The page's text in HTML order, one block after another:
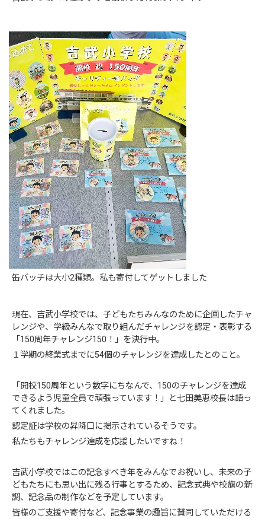
缶バッチは大小2種類。私も寄付してゲットしました
現在、吉武小学校では、子どもたちみんなのために企画したチャ
レンジや、学級みんなで取り組んだチャレンジを認定・表彰する
「150周年チャレンジ150！」を決行中。
１学期の終業式までに54個のチャレンジを達成したとのこと。
「開校150周年という数字にちなんで、150のチャレンジを達成
できるよう児童全員で頑張っています！」と七田美恵校長は語っ
てくれました。
認定証は学校の昇降口に掲示されているそうです。
私たちもチャレンジ達成を応援したいですね！
吉武小学校ではこの記念すべき年をみんなでお祝いし、未来の子
どもたちにも思い出に残る行事とするため、記念式典や校旗の新
調、記念品の制作などを予定しています。
皆様のご支援や寄付など、記念事業の趣旨に賛同していただける